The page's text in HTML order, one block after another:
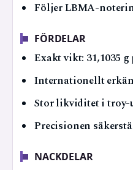
Följer LBMA-
FÖRDELAR
Exakt vikt: 31,1035
Internationellt
Stor likviditet i troy-
Precisionen
NACKDELAR